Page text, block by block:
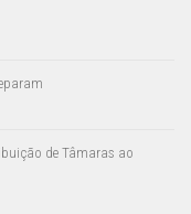
de Tâmaras ao